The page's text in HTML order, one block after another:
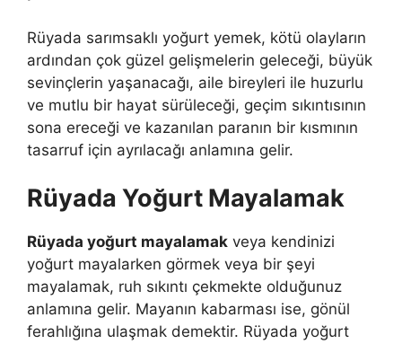
Rüyada sarımsaklı yoğurt yemek, kötü olayların
ardından çok güzel gelişmelerin geleceği, büyük
sevinçlerin yaşanacağı, aile bireyleri ile huzurlu
ve mutlu bir hayat sürüleceği, geçim sıkıntısının
sona ereceği ve kazanılan paranın bir kısmının
tasarruf için ayrılacağı anlamına gelir.
Rüyada Yoğurt Mayalamak
Rüyada yoğurt mayalamak veya kendinizi
yoğurt mayalarken görmek veya bir şeyi
mayalamak, ruh sıkıntı çekmekte olduğunuz
anlamına gelir. Mayanın kabarması ise, gönül
ferahlığına ulaşmak demektir. Rüyada yoğurt